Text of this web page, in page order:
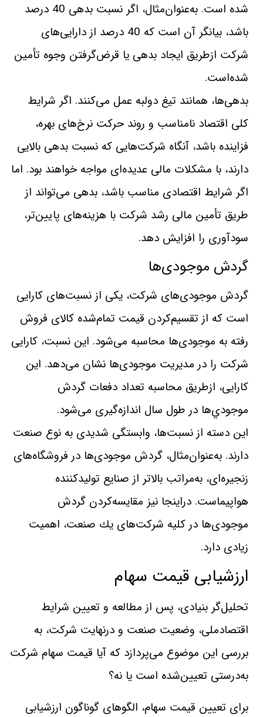
شده است. به‌عنوان‌مثال، اگر نسبت‌ بدهی 40 درصد
باشد، بيانگر آن است كه 40 درصد از دارايی‌های
شركت ازطريق ايجاد بدهی يا قرض‌گرفتن وجوه تأمين
شده‌است.
بدهی‌ها، همانند تيغ دولبه‌ عمل‌ می‌كنند. اگر شرايط
كلی اقتصاد نامناسب و روند حركت نرخ‌های‌ بهره،
فزاينده باشد، آنگاه شركت‌هايی كه نسبت بدهی بالايی
دارند، با مشكلات مالی عديده‌ای مواجه خواهند بود. اما
اگر شرايط اقتصادی مناسب باشد، بدهی می‌تواند از
طريق تأمين‌ مالی رشد شركت با هزينه‌های پايين‌تر،
سودآوری را افزايش دهد.
گردش موجودی‌ها
گردش ‌موجودی‌های ‌شركت، يكی از نسبت‌های كارايی
است كه از تقسيم‌كردن قيمت‌ تمام‌شده‌ كالای فروش‌
رفته به موجودی‌ها محاسبه‌ می‌شود. اين نسبت، كارايی
شركت را در مديريت موجودی‌ها نشان‌ می‌دهد. اين
كارايی، ازطريق محاسبه تعداد دفعات گردش
موجودي‌ها در طول سال اندازه‌گيری می‌شود.
اين دسته از نسبت‌ها، وابستگی ‌شديدی به نوع صنعت
دارند. به‌عنوان‌مثال، گردش موجودی‌ها در فروشگاه‌های
زنجيره‌ای، به‌مراتب بالاتر از صنايع توليدكننده
هواپيماست. دراينجا نيز مقايسه‌كردن گردش‌
موجودی‌ها در كليه شركت‌های يك صنعت، اهميت
زيادی دارد.
ارزشيابی قيمت سهام
تحليل‌گر بنيادی، پس از مطالعه و تعيين‌ شرايط
اقتصادملی، وضعيت صنعت و درنهايت شركت، به‌
بررسی اين موضوع می‌پردازد كه آيا قيمت سهام شركت
به‌درستی تعيين‌شده‌ است يا نه؟
برای تعيين قيمت سهام، الگوهای گوناگون ارزشيابی